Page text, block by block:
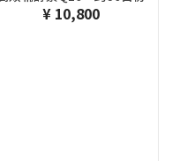
¥ 10,800